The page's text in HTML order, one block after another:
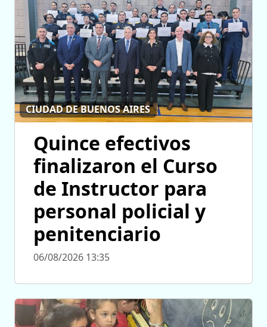
CIUDAD DE BUENOS AIRES
Quince efectivos
finalizaron el Curso
de Instructor para
personal policial y
penitenciario
06/08/2026 13:35